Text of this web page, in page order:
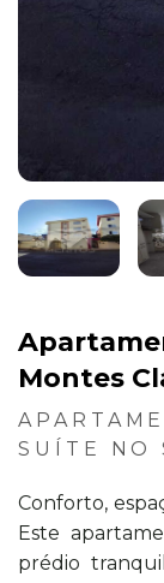
Montes
SUÍTE NO
Conforto,
Este
prédio